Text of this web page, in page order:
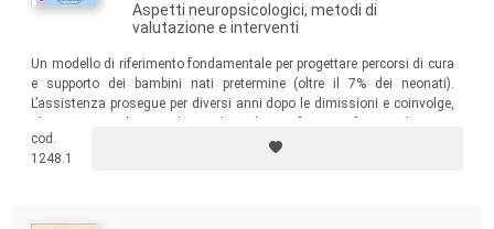
Aspetti neuropsicologici, metodi di
valutazione e interventi
Un modello di riferimento fondamentale per progettare percorsi di cura
e supporto dei bambini nati pretermine (oltre il 7% dei neonati).
L’assistenza prosegue per diversi anni dopo le dimissioni e coinvolge,
il pediatra di famiglia, il neuropsichiatra infantile, il fisiatra, il
fisioterapista, il logopedista, l’educatore e l’insegnante.
cod.
1248.1